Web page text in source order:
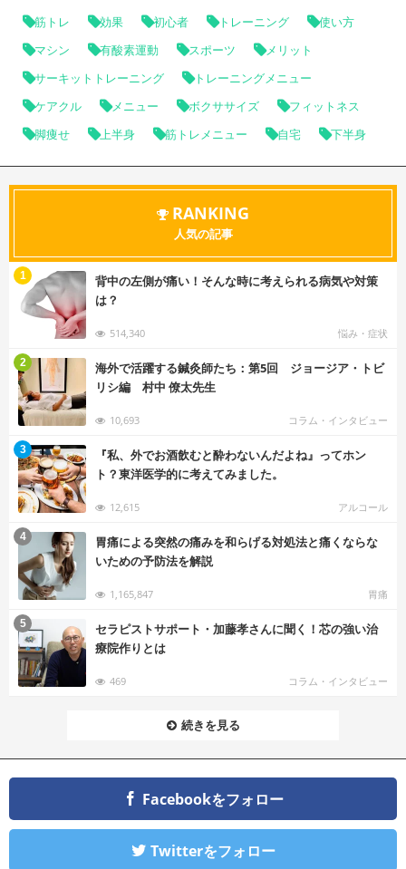
筋トレ 効果 初心者 トレーニング 使い方
マシン 有酸素運動 スポーツ メリット
サーキットトレーニング トレーニングメニュー
ケアクル メニュー ボクササイズ フィットネス
脚痩せ 上半身 筋トレメニュー 自宅 下半身
RANKING
人気の記事
背中の左側が痛い！そんな時に考えられる病気や対策
は？
514,340 悩み・症状
1
海外で活躍する鍼灸師たち：第5回 ジョージア・トビ
リシ編 村中 僚太先生
10,693 コラム・インタビュー
2
『私、外でお酒飲むと酔わないんだよね』ってホン
ト？東洋医学的に考えてみました。
12,615 アルコール
3
胃痛による突然の痛みを和らげる対処法と痛くならな
いための予防法を解説
1,165,847 胃痛
4
セラピストサポート・加藤孝さんに聞く！芯の強い治
療院作りとは
469 コラム・インタビュー
5
続きを見る
Facebookをフォロー
Twitterをフォロー